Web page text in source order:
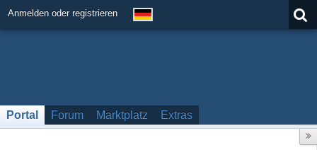
Anmelden oder registrieren
Portal Forum Marktplatz Extras